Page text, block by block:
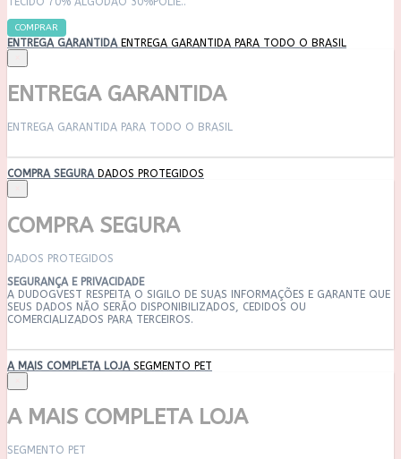
COMPRAR
ENTREGA GARANTIDA ENTREGA GARANTIDA PARA TODO O BRASIL
ENTREGA GARANTIDA
ENTREGA GARANTIDA PARA TODO O BRASIL
COMPRA SEGURA DADOS PROTEGIDOS
COMPRA SEGURA
DADOS PROTEGIDOS
SEGURANÇA E PRIVACIDADE
A DUDOGVEST RESPEITA O SIGILO DE SUAS INFORMAÇÕES E GARANTE QUE
SEUS DADOS NÃO SERÃO DISPONIBILIZADOS, CEDIDOS OU
COMERCIALIZADOS PARA TERCEIROS.
A MAIS COMPLETA LOJA SEGMENTO PET
A MAIS COMPLETA LOJA
SEGMENTO PET